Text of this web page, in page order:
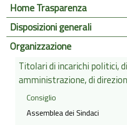
Home Trasparenza
Disposizioni generali
Organizzazione
Titolari di incarichi politici, di
amministrazione, di
Consiglio
Assemblea dei Sindaci